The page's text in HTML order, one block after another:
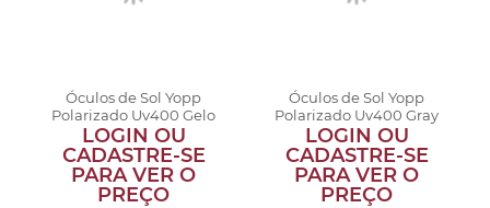
Óculos de Sol Yopp
Polarizado Uv400 Gelo
na Nave
LOGIN OU
CADASTRE-SE
PARA VER O
PREÇO
Óculos de Sol Yopp
Polarizado Uv400 Gray
Tu-ton A...
LOGIN OU
CADASTRE-SE
PARA VER O
PREÇO